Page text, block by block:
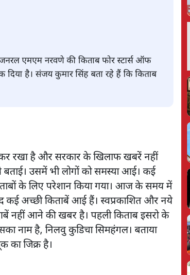
जनरल एमएम नरवणे की किताब फोर स्टार्स ऑफ
दिया है। संजय कुमार सिंह बता रहे हैं कि किताब
कर रखा है और सरकार के खिलाफ खबरें नहीं
उसमें भी लोगों को समस्या आई। कई
के लिए परेशान किया गया। आज के समय में
अच्छी किताबें आई हैं। स्वप्रकाशित और नये
नहीं आने की खबर है। पहली किताब इसरो के
नाम है, निलवु कुडिचा सिमहंगल। बताया
का जिक्र है।